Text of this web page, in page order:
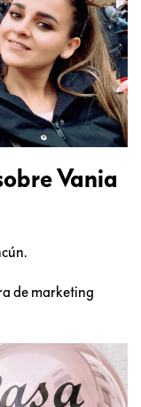
Vania
de marketing